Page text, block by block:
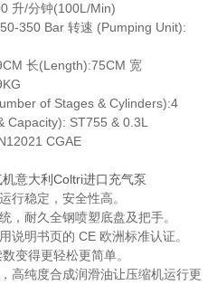
升/分钟(100L/Min)
350 Bar 转速 (Pumping Unit):
长(Length):75CM 宽
of Stages & Cylinders):4
Capacity): ST755 & 0.3L
CGAE
行稳定，安全性高。
，耐久全钢喷塑底盘及把手。
说明书页的 CE 欧洲标准认证。
变得更轻松更简单。
高纯度合成润滑油让压缩机运行更